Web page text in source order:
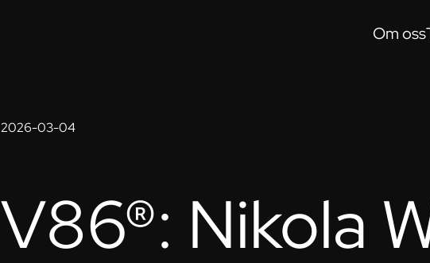
Om oss
2026-03-04
V86®: Nikola